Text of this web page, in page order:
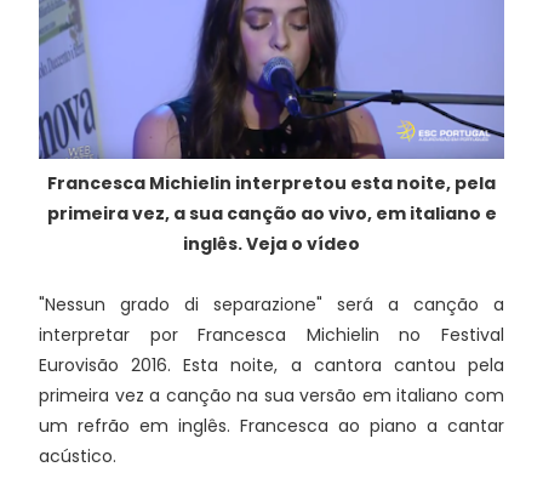
Francesca Michielin interpretou esta noite, pela
primeira vez, a sua canção ao vivo, em italiano e
inglês. Veja o vídeo
"Nessun grado di separazione" será a canção a
interpretar por Francesca Michielin no Festival
Eurovisão 2016. Esta noite, a cantora cantou pela
primeira vez a canção na sua versão em italiano com
um refrão em inglês. Francesca ao piano a cantar
acústico.